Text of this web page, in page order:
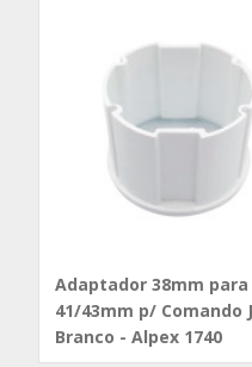
Adaptador 38mm para
41/43mm p/ Comando
Branco - Alpex 1740